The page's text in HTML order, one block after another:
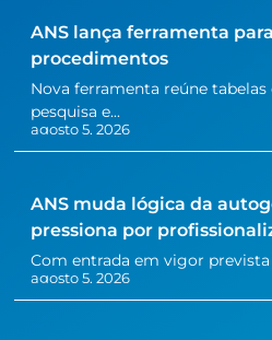
ANS lança ferramenta
procedimentos
Nova ferramenta reúne tabelas
pesquisa e...
agosto 5, 2026
ANS muda lógica da
pressiona por
Com entrada em vigor prevista
agosto 5, 2026